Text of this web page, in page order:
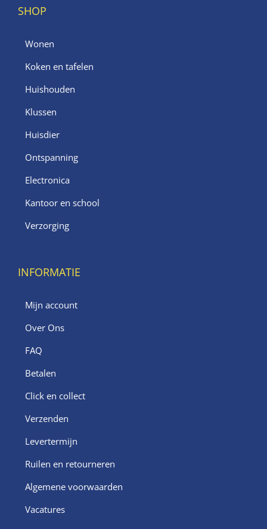
SHOP
Wonen
Koken en tafelen
Huishouden
Klussen
Huisdier
Ontspanning
Electronica
Kantoor en school
Verzorging
INFORMATIE
Mijn account
Over Ons
FAQ
Betalen
Click en collect
Verzenden
Levertermijn
Ruilen en retourneren
Algemene voorwaarden
Vacatures